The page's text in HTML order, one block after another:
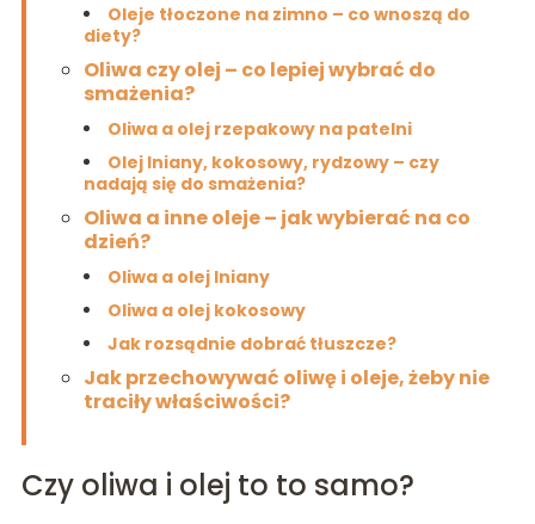
Oleje tłoczone na zimno – co wnoszą do
diety?
Oliwa czy olej – co lepiej wybrać do
smażenia?
Oliwa a olej rzepakowy na patelni
Olej lniany, kokosowy, rydzowy – czy
nadają się do smażenia?
Oliwa a inne oleje – jak wybierać na co
dzień?
Oliwa a olej lniany
Oliwa a olej kokosowy
Jak rozsądnie dobrać tłuszcze?
Jak przechowywać oliwę i oleje, żeby nie
traciły właściwości?
Czy oliwa i olej to to samo?